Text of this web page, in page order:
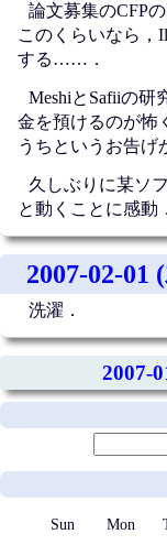
論文募集のCFP
このくらいなら，
する……．
MeshiとSafiiの研
金を預けるのが怖
うちというお告げ
久しぶりに某ソ
と動くことに感動．
2007-02-01
洗濯．
2007-
Sun Mon